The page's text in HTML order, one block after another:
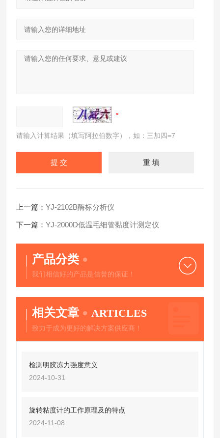
请输入计算结果（填写阿拉伯数字），如：三加四=7
上一篇：YJ-2102B酶标分析仪
下一篇：YJ-2000D低温毛细管黏度计测定仪
产品分类
我们相信好的产品是信誉的保证！
相关文章 ARTICLES
致力于成为更好的解决方案供应商！
检测明胶冻力强度意义
2024-10-31
旋转粘度计的工作原理及的特点
2024-11-08